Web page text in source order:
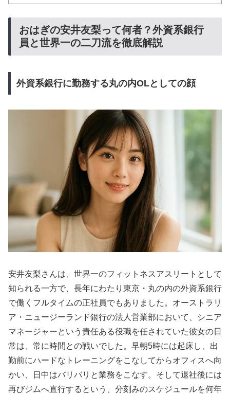
おはぎの安井友梨って何者？外資系銀行
員と世界一の二刀流を徹底解説
外資系銀行に勤務する丸の内OLとしての顔
安井友梨さんは、世界一のフィットネスアスリートとして
知られる一方で、長年にわたり東京・丸の内の外資系銀行
で働くフルタイムの正社員でもありました。オーストラリ
ア・ニュージーランド銀行の法人営業部において、シニア
マネージャーという責任ある役職を任されていた彼女の日
常は、常に時間との戦いでした。早朝5時には起床し、出
勤前にハードなトレーニングをこなしてからオフィスへ向
かい、日中はバリバリと業務をこなす。そして退社後には
再びジムへ直行するという、分刻みのスケジュールを何年